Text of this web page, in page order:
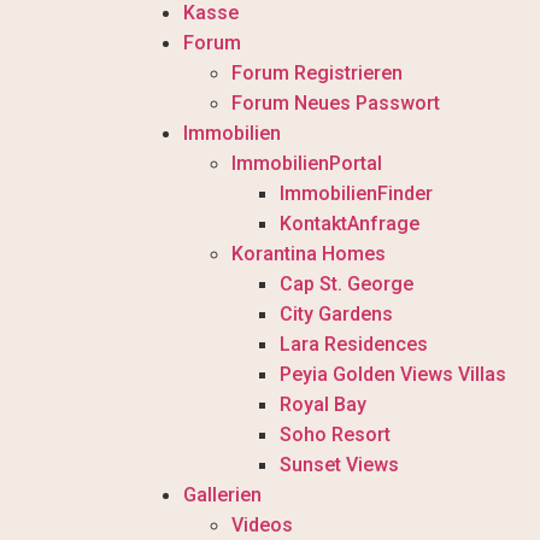
Kasse
Forum
Forum Registrieren
Forum Neues Passwort
Immobilien
ImmobilienPortal
ImmobilienFinder
KontaktAnfrage
Korantina Homes
Cap St. George
City Gardens
Lara Residences
Peyia Golden Views Villas
Royal Bay
Soho Resort
Sunset Views
Gallerien
Videos